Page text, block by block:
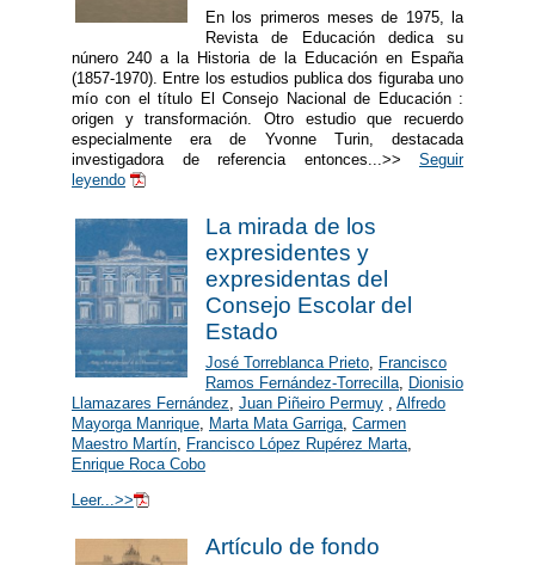
En los primeros meses de 1975, la
Revista de Educación dedica su
núnero 240 a la Historia de la Educación en España
(1857-1970). Entre los estudios publica dos figuraba uno
mío con el título El Consejo Nacional de Educación :
origen y transformación. Otro estudio que recuerdo
especialmente era de Yvonne Turin, destacada
investigadora de referencia entonces...>> Seguir
leyendo
La mirada de los
expresidentes y
expresidentas del
Consejo Escolar del
Estado
José Torreblanca Prieto, Francisco
Ramos Fernández-Torrecilla, Dionisio
Llamazares Fernández, Juan Piñeiro Permuy , Alfredo
Mayorga Manrique, Marta Mata Garriga, Carmen
Maestro Martín, Francisco López Rupérez Marta,
Enrique Roca Cobo
Leer...>>
Artículo de fondo